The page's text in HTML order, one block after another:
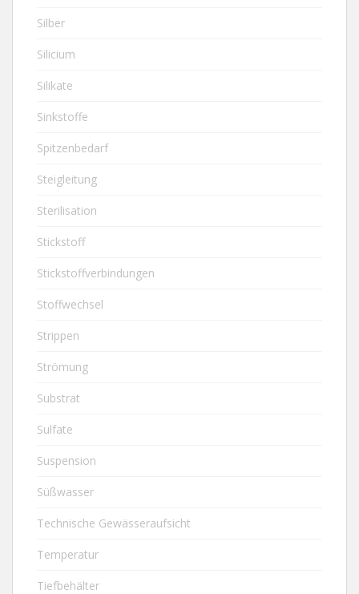
Silber
Silicium
Silikate
Sinkstoffe
Spitzenbedarf
Steigleitung
Sterilisation
Stickstoff
Stickstoffverbindungen
Stoffwechsel
Strippen
Strömung
Substrat
Sulfate
Suspension
Süßwasser
Technische Gewässeraufsicht
Temperatur
Tiefbehälter